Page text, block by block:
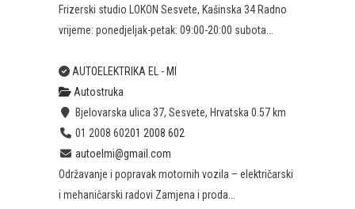
Frizerski studio LOKON Sesvete, Kašinska 34 Radno
vrijeme: ponedjeljak-petak: 09:00-20:00 subota...
AUTOELEKTRIKA EL - MI
Autostruka
Bjelovarska ulica 37, Sesvete, Hrvatska 0.57 km
01 2008 60201 2008 602
autoelmi@gmail.com
Održavanje i popravak motornih vozila – električarski
i mehaničarski radovi Zamjena i proda...